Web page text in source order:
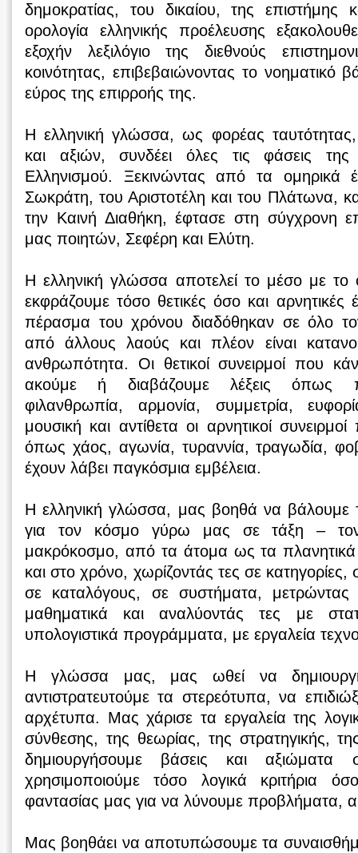
δημοκρατίας, του δικαίου, της επιστήμης
ορολογία ελληνικής προέλευσης
εξοχήν λεξιλόγιο της διεθνούς
κοινότητας, επιβεβαιώνοντας το νοηματικό
εύρος της επιρροής της.
Η ελληνική γλώσσα, ως φορέας
και αξιών, συνδέει όλες τις φάσεις
Ελληνισμού. Ξεκινώντας από τα ομηρικά
Σωκράτη, του Αριστοτέλη και του Πλάτωνα,
την Καινή Διαθήκη, έφτασε στη σύγχρονη
μας ποιητών, Σεφέρη και Ελύτη.
Η ελληνική γλώσσα αποτελεί το μέσο με το
εκφράζουμε τόσο θετικές όσο και αρνητικές
πέρασμα του χρόνου διαδόθηκαν σε όλο
από άλλους λαούς και πλέον είναι
ανθρωπότητα. Οι θετικοί συνειρμοί που
ακούμε ή διαβάζουμε λέξεις όπως
φιλανθρωπία, αρμονία, συμμετρία,
μουσική και αντίθετα οι αρνητικοί
όπως χάος, αγωνία, τυραννία, τραγωδία,
έχουν λάβει παγκόσμια εμβέλεια.
Η ελληνική γλώσσα, μας βοηθά να βάλουμε
για τον κόσμο γύρω μας σε τάξη – τον
μακρόκοσμο, από τα άτομα ως τα
και στο χρόνο, χωρίζοντάς τες σε
σε καταλόγους, σε συστήματα, μετρώντας
μαθηματικά και αναλύοντάς τες με
υπολογιστικά προγράμματα, με εργαλεία
Η γλώσσα μας, μας ωθεί να
αντιστρατευτούμε τα στερεότυπα, να
αρχέτυπα. Μας χάρισε τα εργαλεία της
σύνθεσης, της θεωρίας, της στρατηγικής,
δημιουργήσουμε βάσεις και
χρησιμοποιούμε τόσο λογικά κριτήρια
φαντασίας μας για να λύνουμε προβλήματα,
Μας βοηθάει να αποτυπώσουμε τα